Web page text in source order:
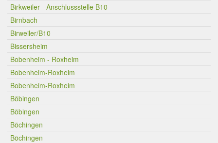
Birkweiler - Anschlussstelle B10
Birnbach
Birweiler/B10
Bissersheim
Bobenheim - Roxheim
Bobenheim-Roxheim
Bobenheim-Roxheim
Böbingen
Böbingen
Böchingen
Böchingen